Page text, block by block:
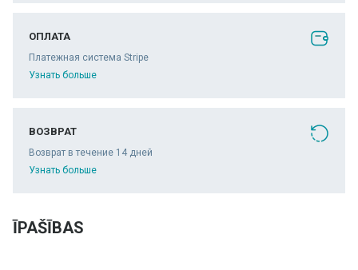
ОПЛАТА
Платежная система Stripe
Узнать больше
ВОЗВРАТ
Возврат в течение 14 дней
Узнать больше
ĪPAŠĪBAS